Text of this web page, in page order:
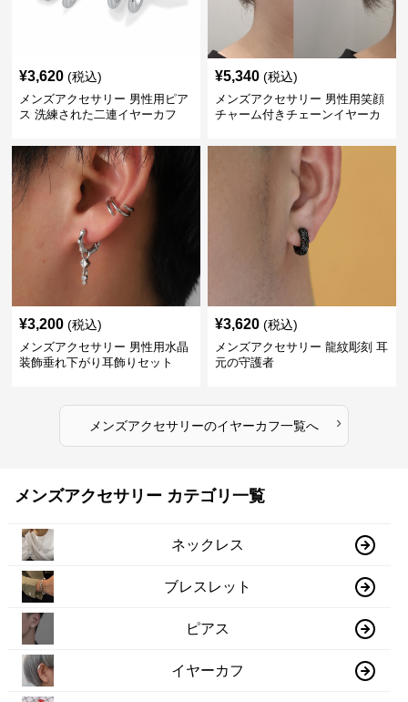
¥3,620 (税込)
メンズアクセサリー 男性用ピア
ス 洗練された二連イヤーカフ
¥5,340 (税込)
メンズアクセサリー 男性用笑顔
チャーム付きチェーンイヤーカ
¥3,200 (税込)
メンズアクセサリー 男性用水晶
装飾垂れ下がり耳飾りセット
¥3,620 (税込)
メンズアクセサリー 龍紋彫刻 耳
元の守護者
メンズアクセサリーのイヤーカフ一覧へ ›
メンズアクセサリー カテゴリ一覧
ネックレス
ブレスレット
ピアス
イヤーカフ